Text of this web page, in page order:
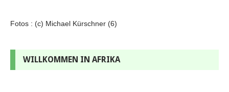
Fotos : (c) Michael Kürschner (6)
WILLKOMMEN IN AFRIKA